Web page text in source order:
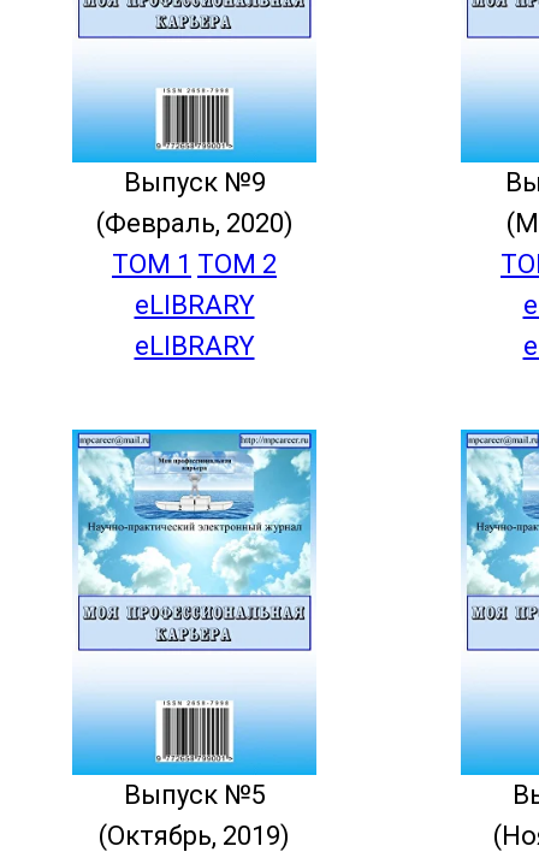
Выпуск №9
(Февраль, 2020)
ТОМ 1 ТОМ 2
eLIBRARY
eLIBRARY
Выпуск №5
(Октябрь, 2019)